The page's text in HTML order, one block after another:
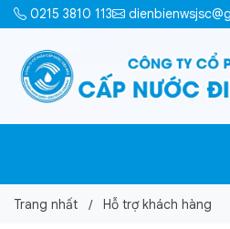
0215 3810 113
Trang nhất Hỗ trợ khách hàng